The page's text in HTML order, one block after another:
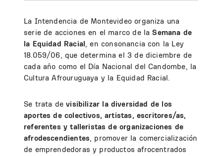
La Intendencia de Montevideo organiza una
serie de acciones en el marco de laSemana de
la Equidad Racial, en consonancia con la Ley
18.059/06, que determina el 3 de diciembre de
cada año como el Día Nacional del Candombe, la
Cultura Afrouruguaya y la Equidad Racial.
Se trata devisibilizar la diversidad de los
aportes de colectivos, artistas, escritores/as,
referentes y talleristas de organizaciones de
afrodescendientes, promover la comercialización
de emprendedoras y productos afrocentrados